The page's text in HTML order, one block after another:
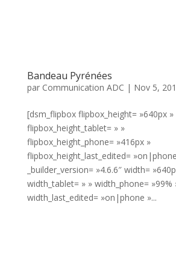
Bandeau Pyrénées
par Communication ADC | Nov 5,
[dsm_flipbox flipbox_height= »640px »
flipbox_height_tablet= » »
flipbox_height_phone= »416px »
flipbox_height_last_edited=
_builder_version= »4.6.6″ width=
width_tablet= » » width_phone= »99%
width_last_edited= »on|phone »...